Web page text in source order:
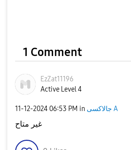
1 Comment
EzZat11196
Active Level 4
‎11-12-2024 06:53 PM in جالاكسى A
غير متاح